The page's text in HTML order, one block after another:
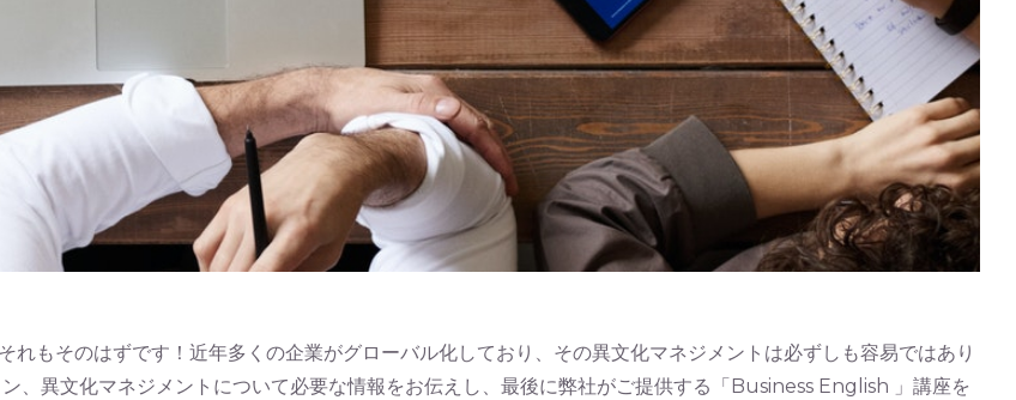
もそのはずです！近年多くの企業がグローバル化しており、その異文化マネジメントは必ずしも容易ではあり
、異文化マネジメントについて必要な情報をお伝えし、最後に弊社がご提供する「Business English 」講座を